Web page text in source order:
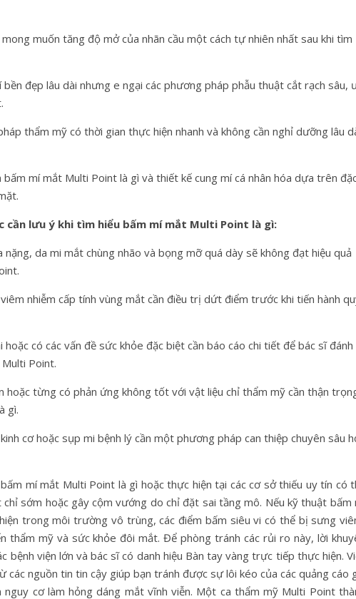
muốn tăng độ mở của nhãn cầu một cách tự nhiên nhất sau khi tìm
đẹp lâu dài nhưng e ngại các phương pháp phẫu thuật cắt rạch sâu,
thẩm mỹ có thời gian thực hiện nhanh và không cần nghỉ dưỡng lâu
mí mắt Multi Point là gì và thiết kế cung mí cá nhân hóa dựa trên
cần lưu ý khi tìm hiểu bấm mí mắt Multi Point là gì:
da mi mắt chùng nhão và bọng mỡ quá dày sẽ không đạt hiệu quả
nhiễm cấp tính vùng mắt cần điều trị dứt điểm trước khi tiến hành
có các vấn đề sức khỏe đặc biệt cần báo cáo chi tiết để bác sĩ đánh
Point.
hoặc từng có phản ứng không tốt với vật liệu chỉ thẩm mỹ cần thận
gì.
cơ hoặc sụp mi bệnh lý cần một phương pháp can thiệp chuyên sâu
mí mắt Multi Point là gì hoặc thực hiện tại các cơ sở thiếu uy tín có
sớm hoặc gây cộm vướng do chỉ đặt sai tầng mô. Nếu kỹ thuật bấm
trong môi trường vô trùng, các điểm bấm siêu vi có thể bị sưng
thẩm mỹ và sức khỏe đôi mắt. Để phòng tránh các rủi ro này, lời
bệnh viện lớn và bác sĩ có danh hiệu Bàn tay vàng trực tiếp thực hiện.
nguồn tin tin cậy giúp bạn tránh được sự lôi kéo của các quảng cáo
cơ làm hỏng dáng mắt vĩnh viễn. Một ca thẩm mỹ Multi Point